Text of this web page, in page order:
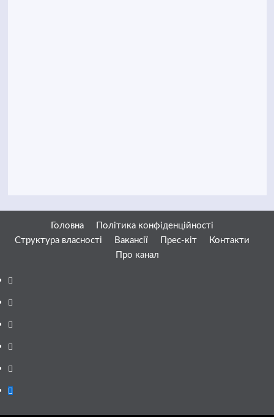
Головна
Політика конфіденційності
Структура власності
Вакансії Прес-кіт
Контакти
Про канал
Facebook
YouTube
Telegram
Instagram
Twitter
Google